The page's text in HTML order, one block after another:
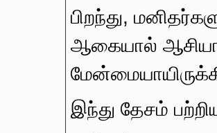
பிறந்து,
ஆகையால்
இந்து தேசம்